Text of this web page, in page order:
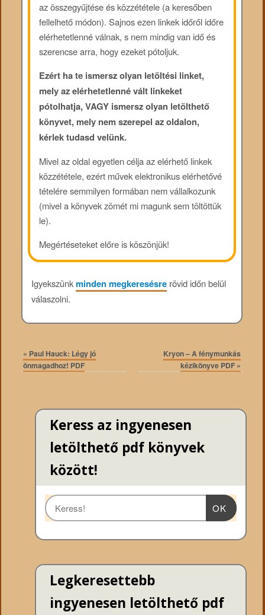
az összegyűjtése és közzététele (a keresőben
fellelhető módon). Sajnos ezen linkek időről időre
elérhetetlenné válnak, s nem mindig van idő és
szerencse arra, hogy ezeket pótoljuk.
Ezért ha te ismersz olyan letöltési linket,
mely az elérhetetlenné vált linkeket
pótolhatja, VAGY ismersz olyan letölthető
könyvet, mely nem szerepel az oldalon,
kérlek tudasd velünk.
Mivel az oldal egyetlen célja az elérhető linkek
közzététele, ezért művek elektronikus elérhetővé
tételére semmilyen formában nem vállalkozunk
(mivel a könyvek zömét mi magunk sem töltöttük
le).
Megértéseteket előre is köszönjük!
Igyekszünkminden megkeresésrerövid időn belül
válaszolni.
« Paul Hauck: Légy jó
önmagadhoz! PDF
Kryon – A fénymunkás
kézikönyve PDF »
Keress az ingyenesen
letölthető pdf könyvek
között!
OK
Legkeresettebb
ingyenesen letölthető pdf